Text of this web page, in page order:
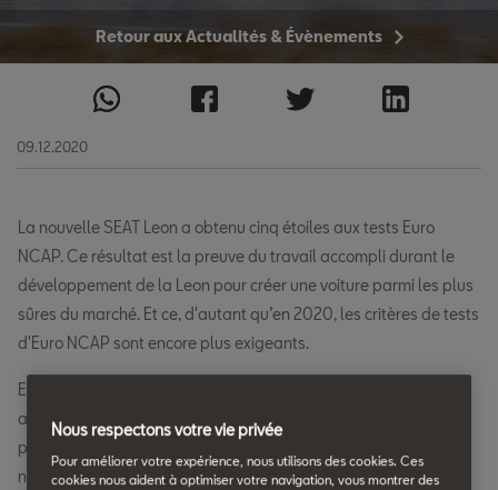
Retour aux Actualités & Évènements
09.12.2020
La nouvelle SEAT Leon a obtenu cinq étoiles aux tests Euro
NCAP. Ce résultat est la preuve du travail accompli durant le
développement de la Leon pour créer une voiture parmi les plus
sûres du marché. Et ce, d'autant qu’en 2020, les critères de tests
d'Euro NCAP sont encore plus exigeants.
En effet, ceux-ci comptent une nouveauté importante cette
année avec la mise en place d'une barrière mobile déformable
progressive lors du test de choc frontal en mouvement. Ce
nouveau protocole remplace celui de barrière déformable
Nous respectons votre vie privée
Pour améliorer votre expérience, nous utilisons des cookies. Ces
cookies nous aident à optimiser votre navigation, vous montrer des